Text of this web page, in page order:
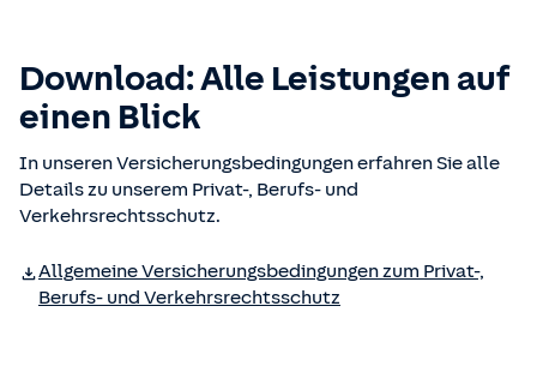
Down­load: Alle Leis­tungen auf
einen Blick
In unseren Versicherungsbedingungen erfahren Sie alle
Details zu unserem Privat-, Berufs- und
Verkehrsrechtsschutz.
Allgemeine Versicherungs­bedingungen zum Privat-,
Berufs- und Verkehrsrechtsschutz